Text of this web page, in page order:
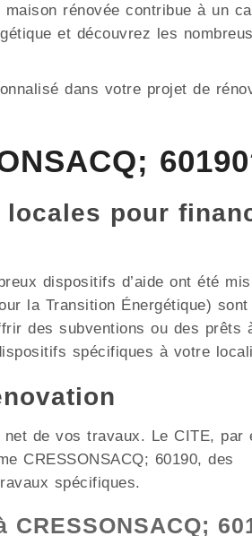
rénovée contribue à un
et découvrez les
dans votre projet de
pour
dispositifs d’aide ont été
la Transition Énergétique) sont
des subventions ou des prêts
spécifiques à votre
de vos travaux. Le CITE, par
CRESSONSACQ; 60190, des
spécifiques.